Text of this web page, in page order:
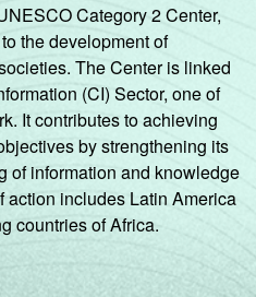
Category 2 Center,
the development of
The Center is linked
(CI) Sector, one of
It contributes to achieving
by strengthening its
of information and knowledge
action includes Latin America
countries of Africa.